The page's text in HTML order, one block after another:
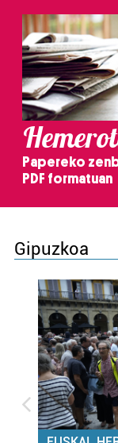
Papereko
PDF formatuan
Gipuzkoa